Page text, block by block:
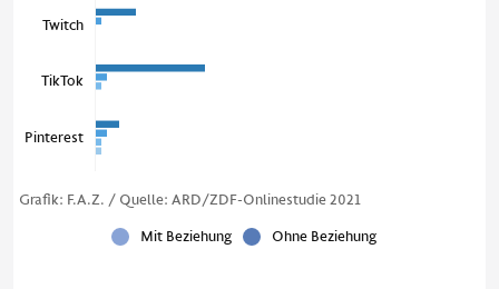
Twitch
TikTok
Pinterest
Grafik: F.A.Z. / Quelle: ARD/ZDF-Onlinestudie 2021
Mit Beziehung Ohne Beziehung